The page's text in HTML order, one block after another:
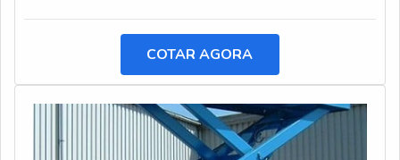
desgastes e danos ao longo do tempo.
COTAR AGORA